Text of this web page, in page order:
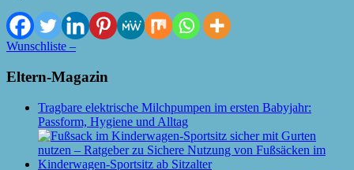
Wunschliste –
Eltern-Magazin
Tragbare elektrische Milchpumpen im ersten Babyjahr:
Passform, Hygiene und Alltag